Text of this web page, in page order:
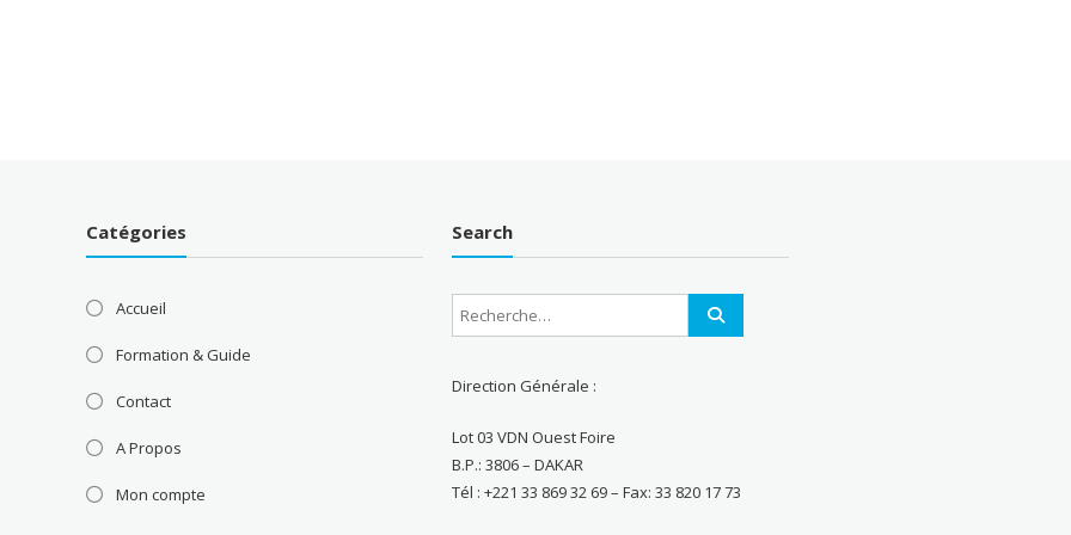
Catégories
Accueil
Formation & Guide
Contact
A Propos
Mon compte
Search
Direction Générale :
Lot 03 VDN Ouest Foire
B.P.: 3806 – DAKAR
Tél : +221 33 869 32 69 – Fax: 33 820 17 73